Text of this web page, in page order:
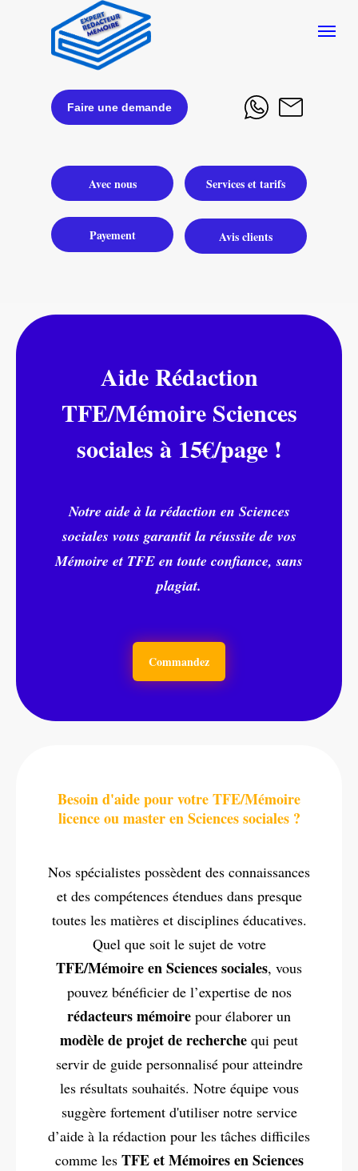
Avec nous Services et tarifs
Payement Avis clients
Faire une demande
Aide Rédaction
TFE/Mémoire Sciences
sociales à 15€/page !
Notre aide à la rédaction en Sciences
sociales vous garantit la réussite de vos
Mémoire et TFE en toute confiance, sans
plagiat.
Commandez
Besoin d'aide pour votre TFE/Mémoire
licence ou master en Sciences sociales ?
Nos spécialistes possèdent des connaissances
et des compétences étendues dans presque
toutes les matières et disciplines éducatives.
Quel que soit le sujet de votre
TFE/Mémoire en Sciences sociales, vous
pouvez bénéficier de l’expertise de nos
rédacteurs mémoire pour élaborer un
modèle de projet de recherche qui peut
servir de guide personnalisé pour atteindre
les résultats souhaités. Notre équipe vous
suggère fortement d'utiliser notre service
d’aide à la rédaction pour les tâches difficiles
comme les TFE et Mémoires en Sciences